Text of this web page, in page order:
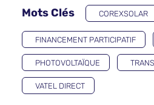
Mots Clés COREXSOLAR
FINANCEMENT PARTICIPATIF
PHOTOVOLTAÏQUE
VATEL DIRECT